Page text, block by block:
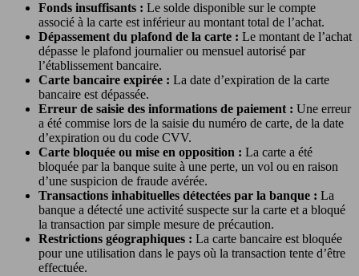
Fonds insuffisants : Le solde disponible sur le compte
associé à la carte est inférieur au montant total de l’achat.
Dépassement du plafond de la carte : Le montant de l’achat
dépasse le plafond journalier ou mensuel autorisé par
l’établissement bancaire.
Carte bancaire expirée : La date d’expiration de la carte
bancaire est dépassée.
Erreur de saisie des informations de paiement : Une erreur
a été commise lors de la saisie du numéro de carte, de la date
d’expiration ou du code CVV.
Carte bloquée ou mise en opposition : La carte a été
bloquée par la banque suite à une perte, un vol ou en raison
d’une suspicion de fraude avérée.
Transactions inhabituelles détectées par la banque : La
banque a détecté une activité suspecte sur la carte et a bloqué
la transaction par simple mesure de précaution.
Restrictions géographiques : La carte bancaire est bloquée
pour une utilisation dans le pays où la transaction tente d’être
effectuée.